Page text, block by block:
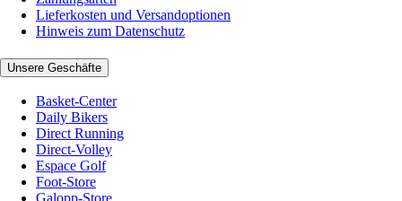
Lieferkosten und Versandoptionen
Hinweis zum Datenschutz
Unsere Geschäfte
Basket-Center
Daily Bikers
Direct Running
Direct-Volley
Espace Golf
Foot-Store